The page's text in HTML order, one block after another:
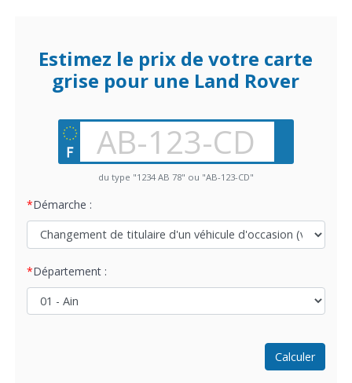
Estimez le prix de votre carte
grise pour une Land Rover
du type "1234 AB 78" ou "AB-123-CD"
Démarche :
Département :
Calculer